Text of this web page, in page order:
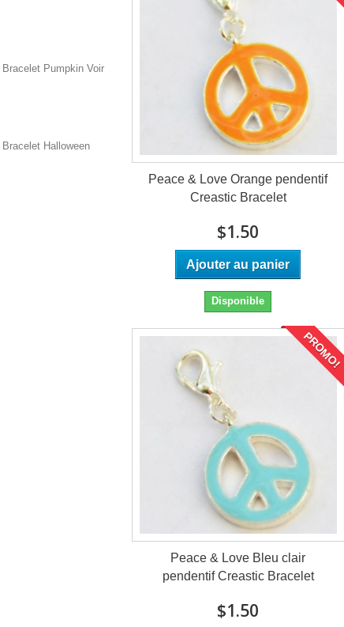
Pumpkin Voir
Halloween
Peace & Love Orange pendentif
Creastic Bracelet
$1.50
Ajouter au panier
Disponible
PROMO!
Peace & Love Bleu clair
pendentif Creastic Bracelet
$1.50